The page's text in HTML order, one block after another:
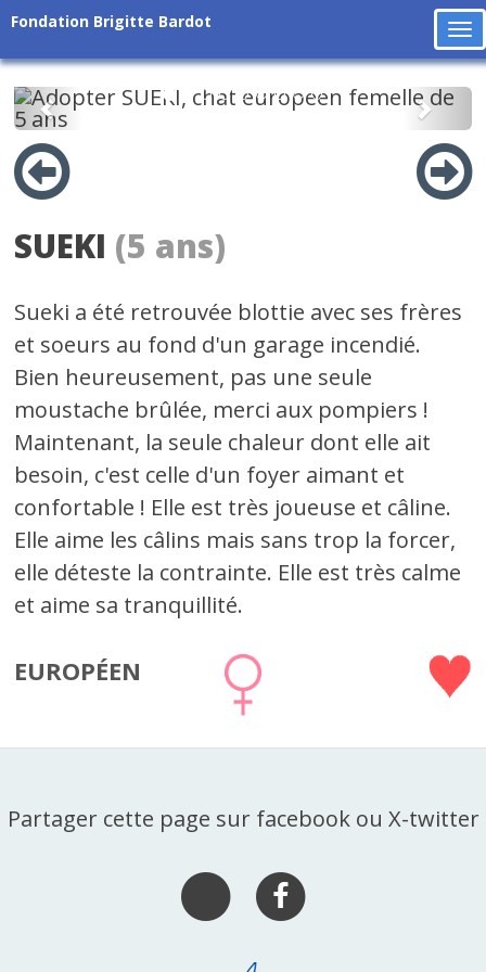
Fondation Brigitte Bardot
Précédent
SUEKI (5 ans)
Sueki a été retrouvée blottie avec ses frères
et soeurs au fond d'un garage incendié.
Bien heureusement, pas une seule
moustache brûlée, merci aux pompiers !
Maintenant, la seule chaleur dont elle ait
besoin, c'est celle d'un foyer aimant et
confortable ! Elle est très joueuse et câline.
Elle aime les câlins mais sans trop la forcer,
elle déteste la contrainte. Elle est très calme
et aime sa tranquillité.
EUROPÉEN
Partager cette page sur facebook ou X-twitter